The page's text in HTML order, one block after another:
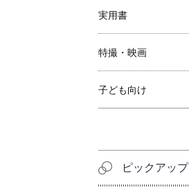
実用書
特撮・映画
子ども向け
ピックアップ